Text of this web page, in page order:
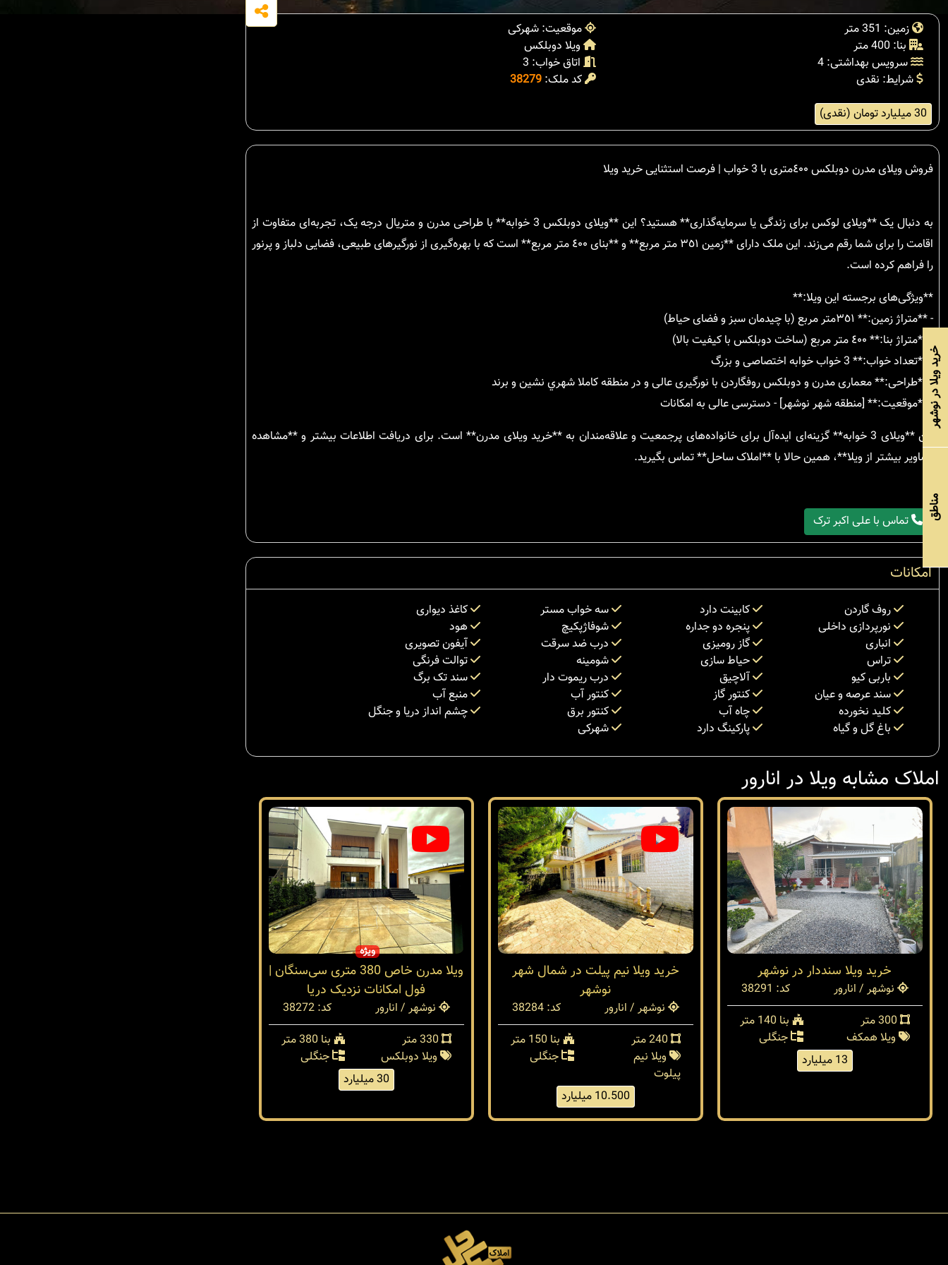
زمین: 351 متر
موقعیت: شهرکی
بنا: 400 متر
ویلا دوبلکس
سرویس بهداشتی: 4
اتاق خواب: 3
شرایط: نقدی
کد ملک: 38279
30 میلیارد تومان (نقدی)
فروش ویلای مدرن دوبلکس ٤٠٠متری با 3 خواب | فرصت استثنایی خرید ویلا
به دنبال یک **ویلای لوکس برای زندگی یا سرمایه‌گذاری** هستید؟ این **ویلای دوبلکس 3 خوابه** با طراحی مدرن و متریال درجه یک، تجربه‌ای متفاوت از
اقامت را برای شما رقم می‌زند. این ملک دارای **زمین ٣٥١ متر مربع** و **بنای ٤٠٠ متر مربع** است که با بهره‌گیری از نورگیرهای طبیعی، فضایی دلباز و پرنور
را فراهم کرده است.
**ویژگی‌های برجسته این ویلا:**
- **متراژ زمین:** ٣٥١متر مربع (با چیدمان سبز و فضای حیاط)
- **متراژ بنا:** ٤٠٠ متر مربع (ساخت دوبلکس با کیفیت بالا)
- **تعداد خواب:** 3 خواب خوابه اختصاصی و بزرگ
- **طراحی:** معماری مدرن و دوبلکس روفگاردن با نورگیری عالی و در منطقه كاملا شهري نشين و برند
- **موقعیت:** [منطقه شهر نوشهر] - دسترسی عالی به امکانات
این **ویلای 3 خوابه** گزینه‌ای ایده‌آل برای خانواده‌های پرجمعیت و علاقه‌مندان به **خرید ویلای مدرن** است. برای دریافت اطلاعات بیشتر و **مشاهده
تصاویر بیشتر از ویلا**، همین حالا با **املاک ساحل** تماس بگیرید.
تماس با علی اکبر ترک
امکانات
روف گاردن کابینت دارد سه خواب مستر
کاغذ دیواری
نورپردازی داخلی
پنجره دو جداره شوفاژپکیچ
هود
انباری
گاز رومیزی درب ضد سرقت
آیفون تصویری
تراس
حیاط سازی شومینه
توالت فرنگی
باربی کیو
آلاچیق درب ریموت دار
سند تک برگ
سند عرصه و عیان
کنتور گاز کنتور آب
منبع آب
کلید نخورده
چاه آب کنتور برق
چشم انداز دریا و جنگل
باغ گل و گیاه
پارکینگ دارد شهرکی
املاک مشابه ویلا در انارور
خرید ویلا سنددار در نوشهر
نوشهر / انارور
کد: 38291
بنا 140 متر
ویلا همکف
جنگلی
13 میلیارد
خرید ویلا نیم پیلت در شمال شهر
نوشهر
نوشهر / انارور
کد: 38284
بنا 150 متر
ویلا نیم
پیلوت
جنگلی
10.500 میلیارد
ویژه
ویلا مدرن خاص 380 متری سی‌سنگان |
فول امکانات نزدیک دریا
نوشهر / انارور
کد: 38272
بنا 380 متر
ویلا دوبلکس
جنگلی
30 میلیارد
خرید ویلا در نوشهر
مناطق